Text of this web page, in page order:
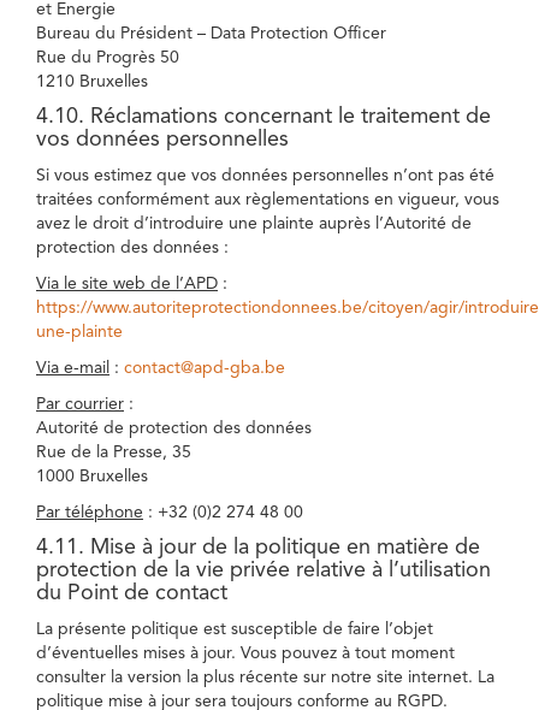
et Energie
Bureau du Président – Data Protection Officer
Rue du Progrès 50
1210 Bruxelles
4.10. Réclamations concernant le traitement de
vos données personnelles
Si vous estimez que vos données personnelles n’ont pas été
traitées conformément aux règlementations en vigueur, vous
avez le droit d’introduire une plainte auprès l’Autorité de
protection des données :
Via le site web de l’APD :
https://www.autoriteprotectiondonnees.be/citoyen/agir/
une-plainte
Via e-mail : contact@apd-gba.be
Par courrier :
Autorité de protection des données
Rue de la Presse, 35
1000 Bruxelles
Par téléphone : +32 (0)2 274 48 00
4.11. Mise à jour de la politique en matière de
protection de la vie privée relative à l’utilisation
du Point de contact
La présente politique est susceptible de faire l’objet
d’éventuelles mises à jour. Vous pouvez à tout moment
consulter la version la plus récente sur notre site internet. La
politique mise à jour sera toujours conforme au RGPD.